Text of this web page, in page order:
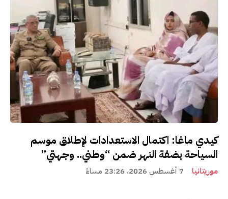
كيدي ماغا: اكتمال الاستعدادات لإطلاق موسم
السياحة بضفة النهر ضمن “وطني.. وجهتي”
موريتانيا 7 أغسطس 2026، 23:26 مساءً